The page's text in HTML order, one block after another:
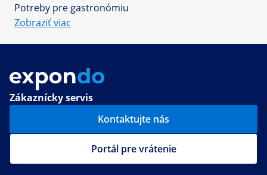
Potreby pre gastronómiu
Zobraziť viac
Zákaznícky servis
Kontaktujte nás
Portál pre vrátenie